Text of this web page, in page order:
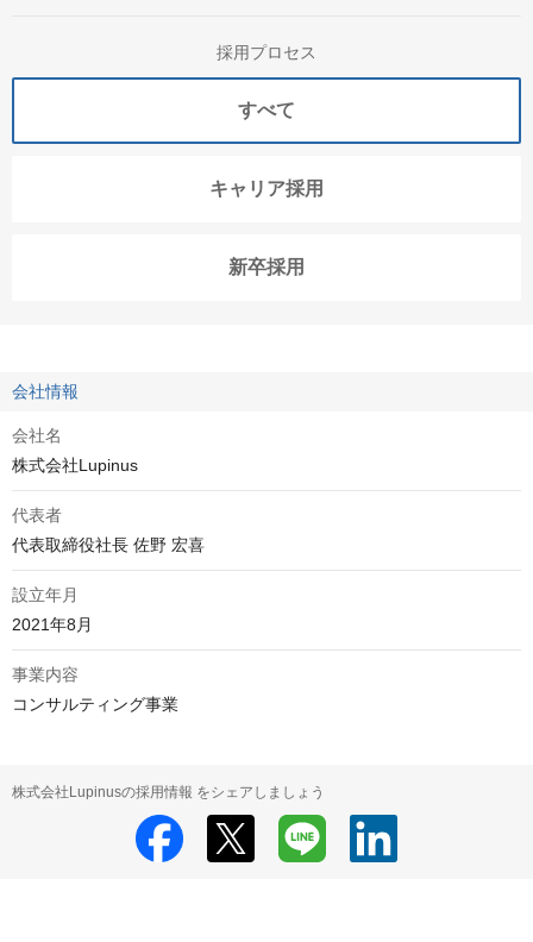
採用プロセス
すべて
キャリア採用
新卒採用
会社情報
会社名
株式会社Lupinus
代表者
代表取締役社長 佐野 宏喜
設立年月
2021年8月
事業内容
コンサルティング事業
株式会社Lupinusの採用情報 をシェアしましょう